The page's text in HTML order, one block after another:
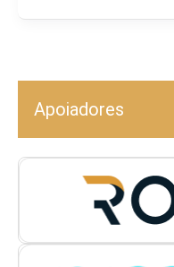
Apoiadores